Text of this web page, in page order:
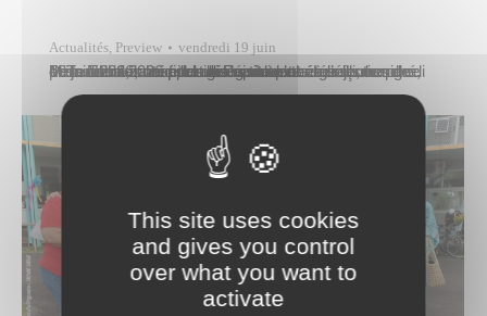
Actualités, Preview vendredi 19 juin
Le marché municipal de Papeete a accueilli, vendredi 19 juin 2026, neuf des dix candidates à l’élection de Miss Tahiti 2026 pour une visite placée sous le signe de la convivialité et de la découverte. Les jeunes prétendantes au prestigieux titre ont été reçues par Pure Nena, conseiller délégué en charge du marché, et Tauatea…
This site uses cookies
and gives you control
over what you want to
activate